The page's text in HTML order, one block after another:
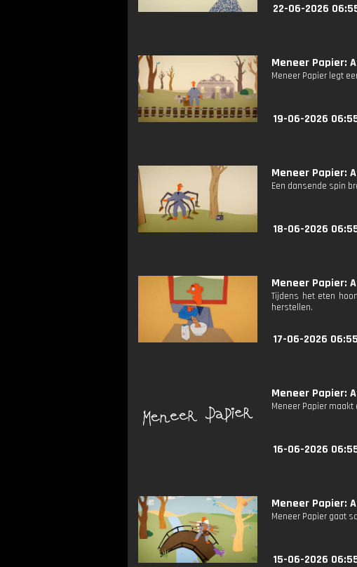
22-06-2026
Meneer Papier:
Meneer Papier legt
19-06-2026
Meneer Papier:
Een dansende spin
18-06-2026
Meneer Papier:
Tijdens het eten
herstellen.
17-06-2026 06:55
Meneer Papier:
Meneer Papier
16-06-2026
Meneer Papier:
Meneer Papier gaat
15-06-2026